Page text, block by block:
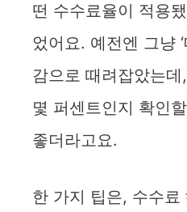
떤 수수료율이 적용
었어요. 예전엔 그냥
감으로 때려잡았는
몇 퍼센트인지 확인
좋더라고요.
한 가지 팁은, 수수